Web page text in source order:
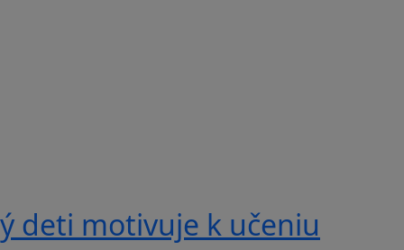
deti motivuje k učeniu